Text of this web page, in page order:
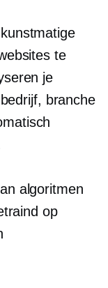
te
je
branche
algoritmen
op